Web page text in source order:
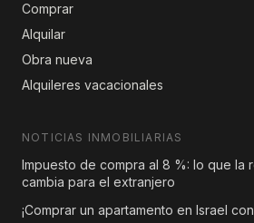
Comprar
Alquilar
Obra nueva
Alquileres vacacionales
NOTICIAS INMOBILIARIAS
Impuesto de compra al 8 %: lo que la
cambia para el extranjero
¡Comprar un apartamento en Israel